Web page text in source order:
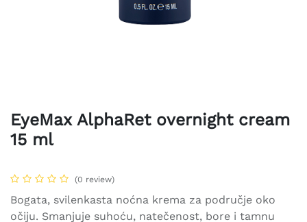
EyeMax AlphaRet overnight cream
15 ml
(0 review)
Bogata, svilenkasta noćna krema za područje oko
očiju. Smanjuje suhoću, natečenost, bore i tamnu